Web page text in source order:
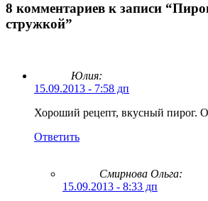
8 комментариев к записи
стружкой”
Юлия:
15.09.2013 - 7:58 дп
Хороший рецепт, вкусный пирог.
Ответить
Смирнова Ольга:
15.09.2013 - 8:33 дп